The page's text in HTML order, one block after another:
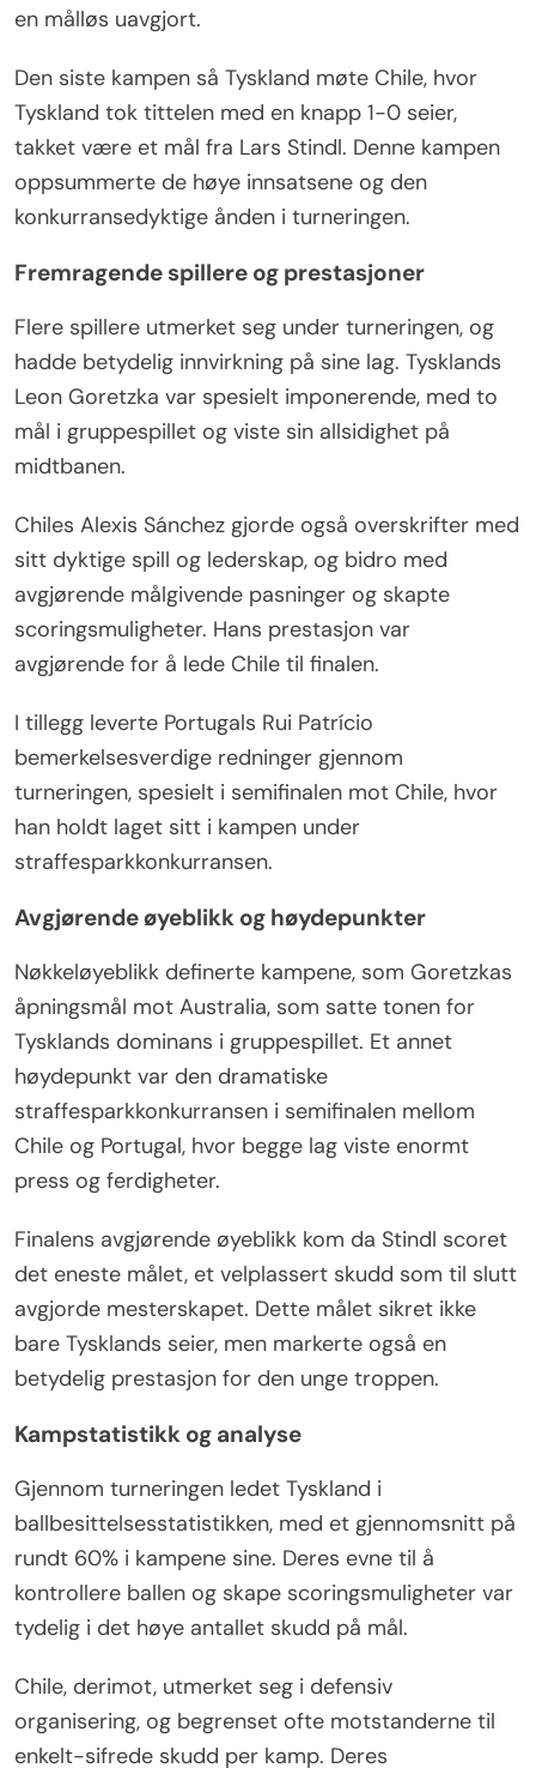
en målløs uavgjort.
Den siste kampen så Tyskland møte Chile, hvor
Tyskland tok tittelen med en knapp 1-0 seier,
takket være et mål fra Lars Stindl. Denne kampen
oppsummerte de høye innsatsene og den
konkurransedyktige ånden i turneringen.
Fremragende spillere og prestasjoner
Flere spillere utmerket seg under turneringen, og
hadde betydelig innvirkning på sine lag. Tysklands
Leon Goretzka var spesielt imponerende, med to
mål i gruppespillet og viste sin allsidighet på
midtbanen.
Chiles Alexis Sánchez gjorde også overskrifter med
sitt dyktige spill og lederskap, og bidro med
avgjørende målgivende pasninger og skapte
scoringsmuligheter. Hans prestasjon var
avgjørende for å lede Chile til finalen.
I tillegg leverte Portugals Rui Patrício
bemerkelsesverdige redninger gjennom
turneringen, spesielt i semifinalen mot Chile, hvor
han holdt laget sitt i kampen under
straffesparkkonkurransen.
Avgjørende øyeblikk og høydepunkter
Nøkkeløyeblikk definerte kampene, som Goretzkas
åpningsmål mot Australia, som satte tonen for
Tysklands dominans i gruppespillet. Et annet
høydepunkt var den dramatiske
straffesparkkonkurransen i semifinalen mellom
Chile og Portugal, hvor begge lag viste enormt
press og ferdigheter.
Finalens avgjørende øyeblikk kom da Stindl scoret
det eneste målet, et velplassert skudd som til slutt
avgjorde mesterskapet. Dette målet sikret ikke
bare Tysklands seier, men markerte også en
betydelig prestasjon for den unge troppen.
Kampstatistikk og analyse
Gjennom turneringen ledet Tyskland i
ballbesittelsesstatistikken, med et gjennomsnitt på
rundt 60% i kampene sine. Deres evne til å
kontrollere ballen og skape scoringsmuligheter var
tydelig i det høye antallet skudd på mål.
Chile, derimot, utmerket seg i defensiv
organisering, og begrenset ofte motstanderne til
enkelt-sifrede skudd per kamp. Deres